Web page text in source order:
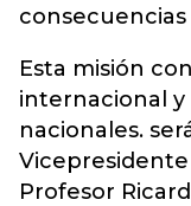
Esta misión
internacional
nacionales.
Vicepresidente
Profesor